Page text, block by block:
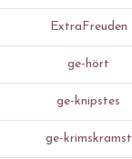
ExtraFreuden
ge-hört
ge-knipstes
ge-krimskramst